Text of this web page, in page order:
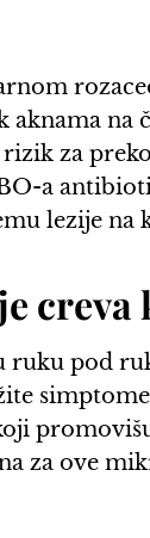
aknama
za
a
lezije na
pod
za ove